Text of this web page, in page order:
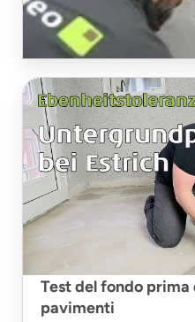
Stuccatura di
Test del fondo prima
pavimenti